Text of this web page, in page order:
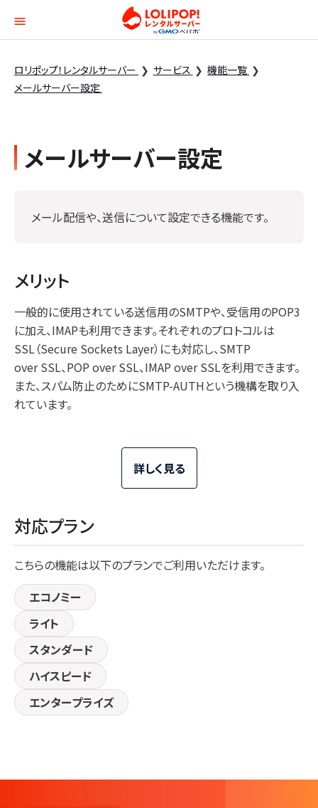
ロリポップ！レンタル
ロリポップ！レンタルサーバー サービス
機能一覧
メールサーバー設定
メールサーバー設定
メール配信や、送信について設定できる機能です。
メリット
一般的に使用されている送信用のSMTPや、受信用のPOP3
に加え、IMAPも利用できます。それぞれのプロトコルは
SSL（Secure Sockets Layer）にも対応し、SMTP
over SSL、POP over SSL、IMAP over SSLを利用できます。
また、スパム防止のためにSMTP-AUTHという機構を取り入
れています。
詳しく見る
対応プラン
こちらの機能は以下のプランでご利用いただけます。
エコノミー
ライト
スタンダード
ハイスピード
エンタープライズ